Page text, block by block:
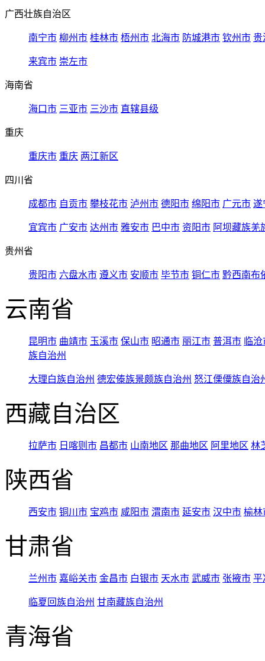
广西壮族自治区
南宁市 柳州市 桂林市 梧州市 北海市 防城港市 钦州市 贵
来宾市 崇左市
海南省
海口市 三亚市 三沙市 直辖县级
重庆
重庆市 重庆 两江新区
四川省
成都市 自贡市 攀枝花市 泸州市 德阳市 绵阳市 广元市 遂
宜宾市 广安市 达州市 雅安市 巴中市 资阳市 阿坝藏族羌
贵州省
贵阳市 六盘水市 遵义市 安顺市 毕节市 铜仁市 黔西南布
云南省
昆明市 曲靖市 玉溪市 保山市 昭通市 丽江市 普洱市 临
族自治州
大理白族自治州 德宏傣族景颇族自治州 怒江傈僳族自治
西藏自治区
拉萨市 日喀则市 昌都市 山南地区 那曲地区 阿里地区 林
陕西省
西安市 铜川市 宝鸡市 咸阳市 渭南市 延安市 汉中市 榆林
甘肃省
兰州市 嘉峪关市 金昌市 白银市 天水市 武威市 张掖市 平
临夏回族自治州 甘南藏族自治州
青海省